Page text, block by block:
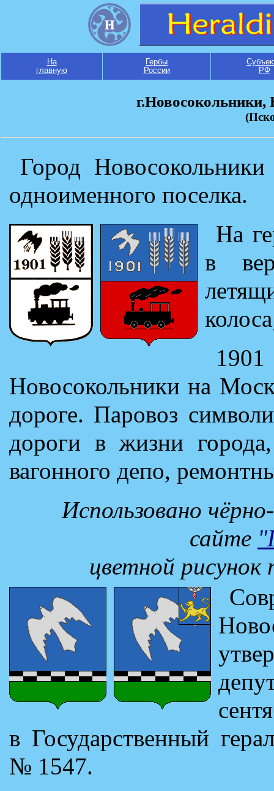
На
главную
Гербы
России
РФ
г.Новосокольники,
Город
одноименного поселка.
На
в
Новосокольники на
дороге. Паровоз
дороги в жизни
вагонного депо,
Использовано
сайте
цветной
в Государственный
№ 1547.